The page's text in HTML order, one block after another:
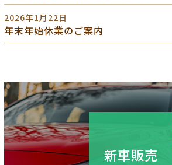
2026年1月22日
年末年始休業のご案内
新車販売